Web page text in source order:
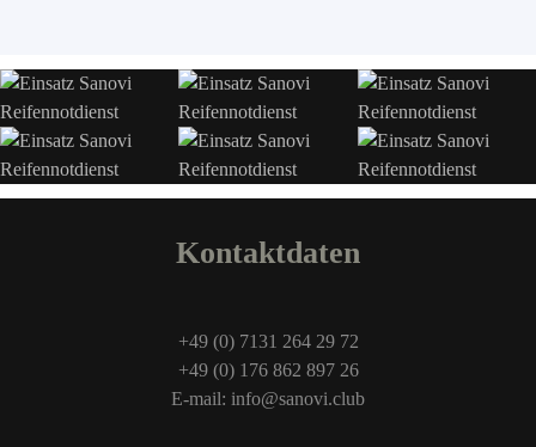
Kontaktdaten
+49 (0) 7131 264 29 72
+49 (0) 176 862 897 26
E-mail: info@sanovi.club